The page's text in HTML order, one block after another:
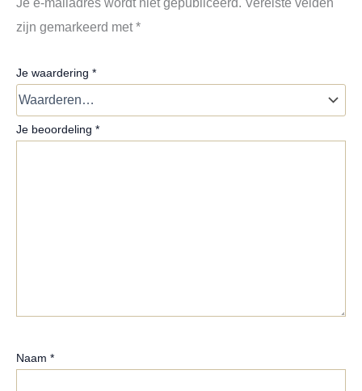
zijn gemarkeerd met*
Je waardering *
Je beoordeling *
Naam *